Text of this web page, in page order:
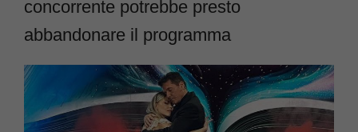
concorrente potrebbe presto
abbandonare il programma